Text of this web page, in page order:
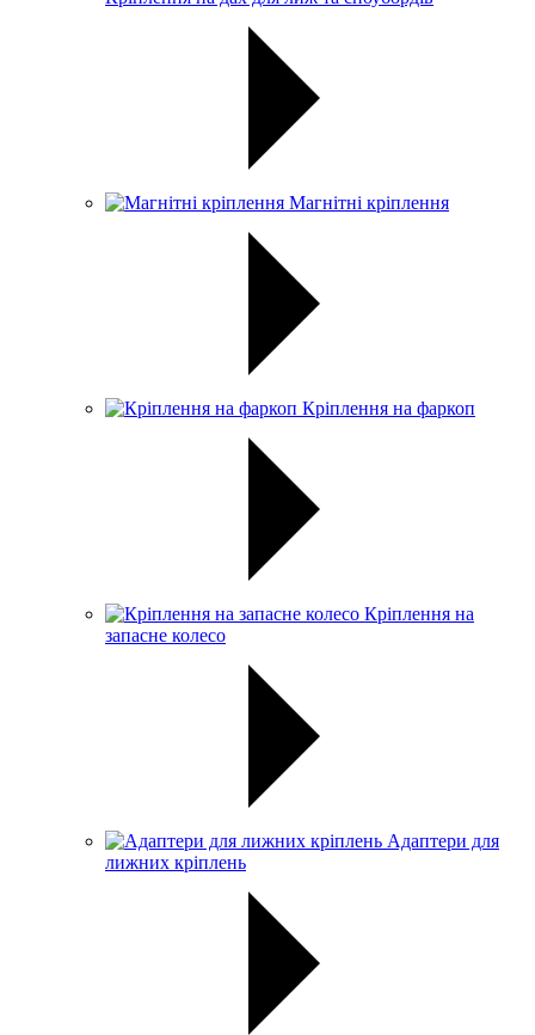
Магнітні кріплення
Кріплення на фаркоп
Кріплення на
запасне колесо
Адаптери для
лижних кріплень